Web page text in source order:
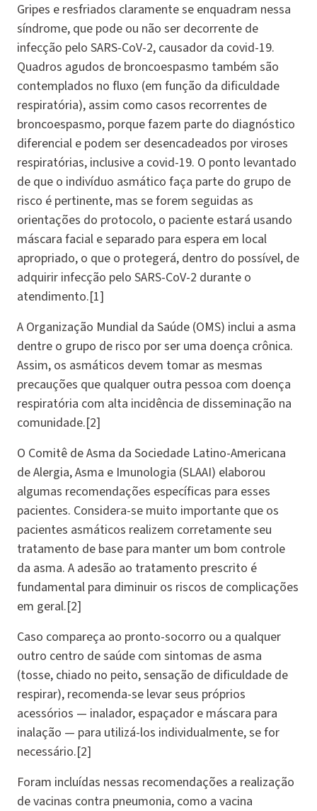
Gripes e resfriados claramente se enquadram nessa
síndrome, que pode ou não ser decorrente de
infecção pelo SARS-CoV-2, causador da covid-19.
Quadros agudos de broncoespasmo também são
contemplados no fluxo (em função da dificuldade
respiratória), assim como casos recorrentes de
broncoespasmo, porque fazem parte do diagnóstico
diferencial e podem ser desencadeados por viroses
respiratórias, inclusive a covid-19. O ponto levantado
de que o indivíduo asmático faça parte do grupo de
risco é pertinente, mas se forem seguidas as
orientações do protocolo, o paciente estará usando
máscara facial e separado para espera em local
apropriado, o que o protegerá, dentro do possível, de
adquirir infecção pelo SARS-CoV-2 durante o
atendimento.[1]
A Organização Mundial da Saúde (OMS) inclui a asma
dentre o grupo de risco por ser uma doença crônica.
Assim, os asmáticos devem tomar as mesmas
precauções que qualquer outra pessoa com doença
respiratória com alta incidência de disseminação na
comunidade.[2]
O Comitê de Asma da Sociedade Latino-Americana
de Alergia, Asma e Imunologia (SLAAI) elaborou
algumas recomendações específicas para esses
pacientes. Considera-se muito importante que os
pacientes asmáticos realizem corretamente seu
tratamento de base para manter um bom controle
da asma. A adesão ao tratamento prescrito é
fundamental para diminuir os riscos de complicações
em geral.[2]
Caso compareça ao pronto-socorro ou a qualquer
outro centro de saúde com sintomas de asma
(tosse, chiado no peito, sensação de dificuldade de
respirar), recomenda-se levar seus próprios
acessórios — inalador, espaçador e máscara para
inalação — para utilizá-los individualmente, se for
necessário.[2]
Foram incluídas nessas recomendações a realização
de vacinas contra pneumonia, como a vacina